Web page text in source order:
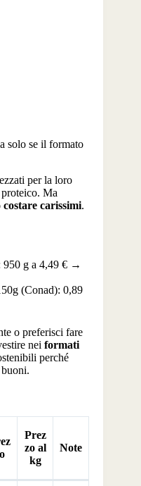
solo se il formato
per la loro
proteico. Ma
costare carissimi.
950 g a 4,49 € →
(Conad): 0,89
o preferisci fare
nei formati
perché
Prez
zo al
kg
Note